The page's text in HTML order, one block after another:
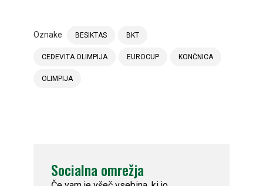
Oznake BESIKTAS BKT
CEDEVITA OLIMPIJA EUROCUP KONČNICA
OLIMPIJA
Socialna omrežja